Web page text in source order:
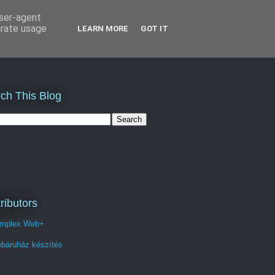
This Blog
Web+
készítés
agent
usage
LEARN MORE GOT IT